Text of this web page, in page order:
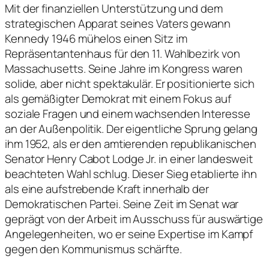
Mit der finanziellen Unterstützung und dem
strategischen Apparat seines Vaters gewann
Kennedy 1946 mühelos einen Sitz im
Repräsentantenhaus für den 11. Wahlbezirk von
Massachusetts. Seine Jahre im Kongress waren
solide, aber nicht spektakulär. Er positionierte sich
als gemäßigter Demokrat mit einem Fokus auf
soziale Fragen und einem wachsenden Interesse
an der Außenpolitik. Der eigentliche Sprung gelang
ihm 1952, als er den amtierenden republikanischen
Senator Henry Cabot Lodge Jr. in einer landesweit
beachteten Wahl schlug. Dieser Sieg etablierte ihn
als eine aufstrebende Kraft innerhalb der
Demokratischen Partei. Seine Zeit im Senat war
geprägt von der Arbeit im Ausschuss für auswärtige
Angelegenheiten, wo er seine Expertise im Kampf
gegen den Kommunismus schärfte.